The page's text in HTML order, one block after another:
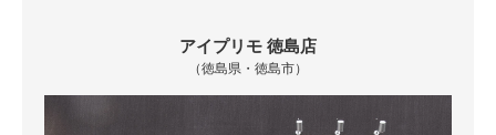
アイプリモ 徳島店
（徳島県・徳島市）